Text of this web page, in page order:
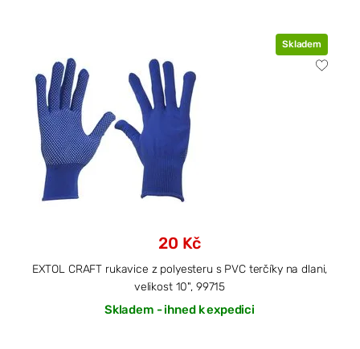
Skladem
20 Kč
EXTOL CRAFT rukavice z polyesteru s PVC terčíky na dlani,
velikost 10", 99715
Skladem - ihned k expedici